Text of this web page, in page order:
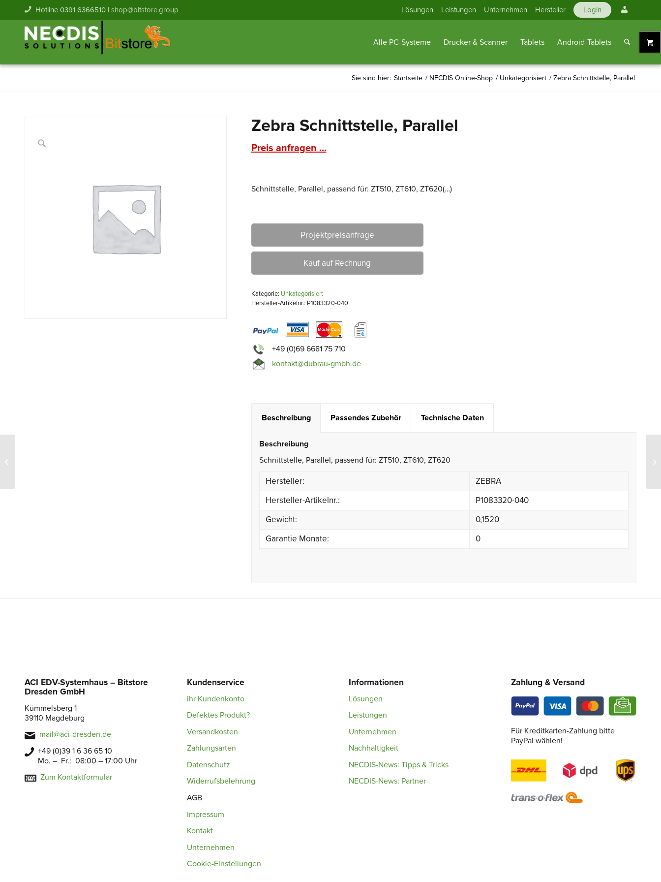
Lösungen Leistungen Unternehmen Hersteller Login
Konto
Hotline 0391 6366510 | shop@bitstore.group
Alle PC-Systeme Drucker & Scanner Tablets Android-Tablets
Sie sind hier: Startseite / NECDIS Online-Shop / Unkategorisiert / Zebra Schnittstelle, Parallel
Zebra Schnittstelle, Parallel
Preis anfragen ...
Schnittstelle, Parallel, passend für: ZT510, ZT610, ZT620(…)
Projektpreisanfrage
Kauf auf Rechnung
Kategorie: Unkategorisiert
Hersteller-Artikelnr.: P1083320-040
+49 (0)69 6681 75 710
kontakt@dubrau-gmbh.de
Beschreibung Passendes Zubehör Technische Daten
Beschreibung
Schnittstelle, Parallel, passend für: ZT510, ZT610, ZT620
Hersteller:
ZEBRA
Hersteller-Artikelnr.:
P1083320-040
Gewicht:
0,1520
Garantie Monate:
0
ACI EDV-Systemhaus – Bitstore
Dresden GmbH
Kümmelsberg 1
39110 Magdeburg
mail@aci-dresden.de
+49 (0)39 1 6 36 65 10
Mo. – Fr.: 08:00 – 17:00 Uhr
Zum Kontaktformular
Kundenservice
Ihr Kundenkonto
Defektes Produkt?
Versandkosten
Zahlungsarten
Datenschutz
Widerrufsbelehrung
AGB
Impressum
Kontakt
Unternehmen
Cookie-Einstellungen
Informationen
Lösungen
Leistungen
Unternehmen
Nachhaltigkeit
NECDIS-News: Tipps & Tricks
NECDIS-News: Partner
Zahlung & Versand
Für Kreditkarten-Zahlung bitte
PayPal wählen!